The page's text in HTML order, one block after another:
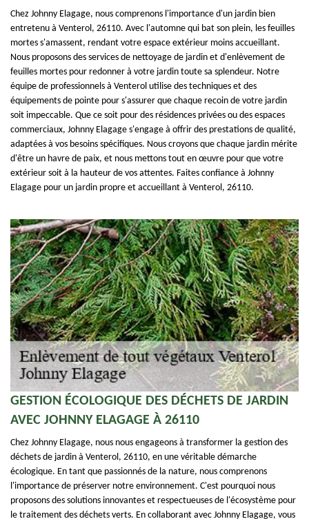
Chez Johnny Elagage, nous comprenons l'importance d'un jardin bien
entretenu à Venterol, 26110. Avec l'automne qui bat son plein, les feuilles
mortes s'amassent, rendant votre espace extérieur moins accueillant.
Nous proposons des services de nettoyage de jardin et d'enlèvement de
feuilles mortes pour redonner à votre jardin toute sa splendeur. Notre
équipe de professionnels à Venterol utilise des techniques et des
équipements de pointe pour s'assurer que chaque recoin de votre jardin
soit impeccable. Que ce soit pour des résidences privées ou des espaces
commerciaux, Johnny Elagage s'engage à offrir des prestations de qualité,
adaptées à vos besoins spécifiques. Nous croyons que chaque jardin mérite
d'être un havre de paix, et nous mettons tout en œuvre pour que votre
extérieur soit à la hauteur de vos attentes. Faites confiance à Johnny
Elagage pour un jardin propre et accueillant à Venterol, 26110.
GESTION ÉCOLOGIQUE DES DÉCHETS DE JARDIN
AVEC JOHNNY ELAGAGE À 26110
Chez Johnny Elagage, nous nous engageons à transformer la gestion des
déchets de jardin à Venterol, 26110, en une véritable démarche
écologique. En tant que passionnés de la nature, nous comprenons
l'importance de préserver notre environnement. C'est pourquoi nous
proposons des solutions innovantes et respectueuses de l'écosystème pour
le traitement des déchets verts. En collaborant avec Johnny Elagage, vous